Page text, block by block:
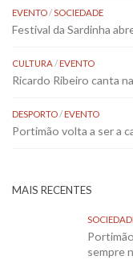
EVENTO/SOCIEDADE
Festival da Sardinha
CULTURA/EVENTO
Ricardo Ribeiro canta
DESPORTO/EVENTO
Portimão volta a ser a
MAIS RECENTES
sempre